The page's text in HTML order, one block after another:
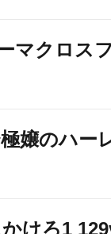
マクロス
嬢のハー
けろ1